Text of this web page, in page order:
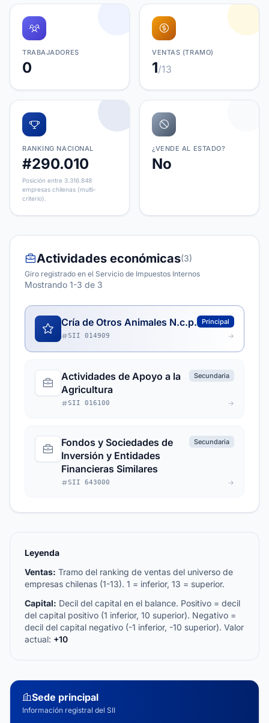
TRABAJADORES
0
VENTAS (TRAMO)
1/13
RANKING NACIONAL
#290.010
Posición entre 3.316.848
empresas chilenas (multi-
criterio).
¿VENDE AL ESTADO?
No
Actividades económicas(3)
Giro registrado en el Servicio de Impuestos Internos
Mostrando 1-3 de 3
Cría de Otros Animales N.c.p. Principal
SII 014909
Actividades de Apoyo a la
Agricultura
Secundaria
SII 016100
Fondos y Sociedades de
Inversión y Entidades
Financieras Similares
Secundaria
SII 643000
Leyenda
Ventas: Tramo del ranking de ventas del universo de
empresas chilenas (1-13). 1 = inferior, 13 = superior.
Capital: Decil del capital en el balance. Positivo = decil
del capital positivo (1 inferior, 10 superior). Negativo =
decil del capital negativo (-1 inferior, -10 superior). Valor
actual: +10
Sede principal
Información registral del SII